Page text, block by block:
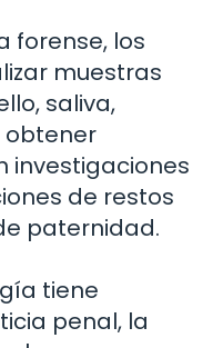
forense, los
muestras
saliva,
obtener
investigaciones
de restos
paternidad.
tiene
penal, la